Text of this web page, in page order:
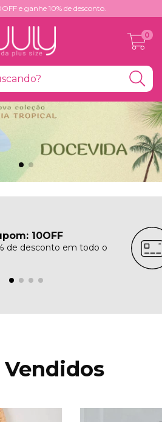
e ganhe 10% de desconto.
0
10OFF
de desconto em todo o
Vendidos